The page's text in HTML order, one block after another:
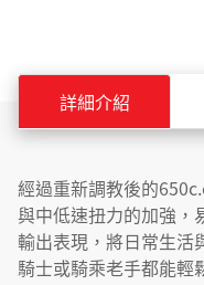
詳細介紹
經過重新調教後的
與中低速扭力的加強，
輸出表現，將日常生活
騎士或騎乘老手都能輕